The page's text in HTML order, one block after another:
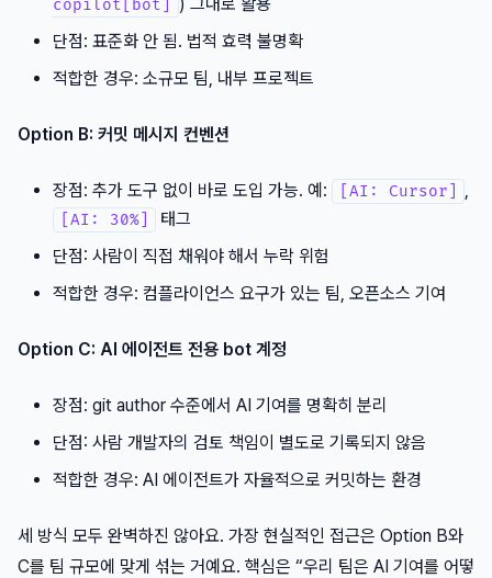
copilot[bot]
) 그대로 활용
단점: 표준화 안 됨. 법적 효력 불명확
적합한 경우: 소규모 팀, 내부 프로젝트
Option B: 커밋 메시지 컨벤션
장점: 추가 도구 없이 바로 도입 가능. 예: [AI: Cursor] ,
[AI: 30%]
태그
단점: 사람이 직접 채워야 해서 누락 위험
적합한 경우: 컴플라이언스 요구가 있는 팀, 오픈소스 기여
Option C: AI 에이전트 전용 bot 계정
장점: git author 수준에서 AI 기여를 명확히 분리
단점: 사람 개발자의 검토 책임이 별도로 기록되지 않음
적합한 경우: AI 에이전트가 자율적으로 커밋하는 환경
세 방식 모두 완벽하진 않아요. 가장 현실적인 접근은 Option B와
C를 팀 규모에 맞게 섞는 거예요. 핵심은 “우리 팀은 AI 기여를 어떻